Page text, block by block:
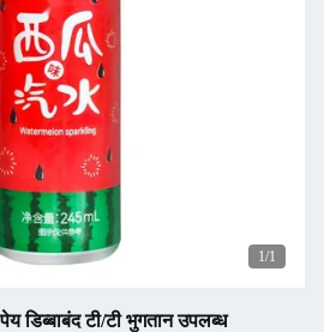
1/1
डिब्बाबंद टी/टी भुगतान उपलब्ध